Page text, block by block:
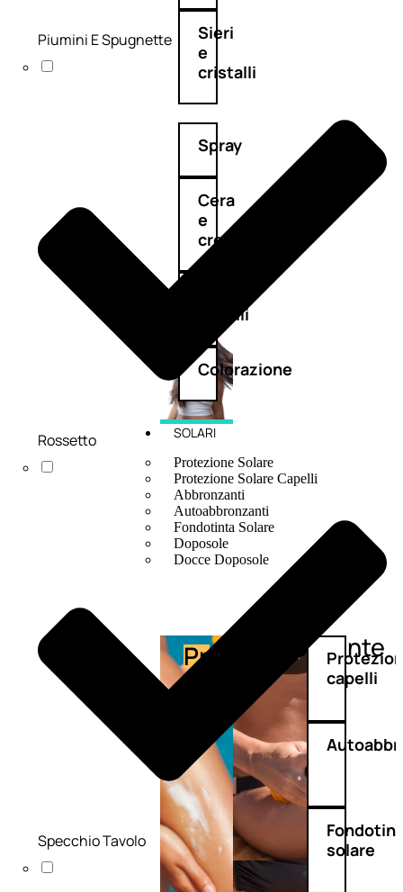
Sieri
e
cristalli
Spray
Cera
e
crema
capelli
Colorazione
SOLARI
Protezione Solare
Protezione Solare Capelli
Abbronzanti
Autoabbronzanti
Fondotinta Solare
Doposole
Docce Doposole
ProtezioneAbbronzante
capelli
solare
Piumini E Spugnette
Rossetto
Specchio Tavolo